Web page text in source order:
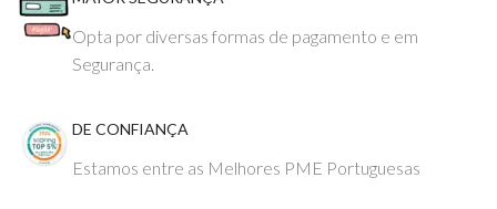
Opta por diversas formas de pagamento e em
Segurança.
DE CONFIANÇA
Estamos entre as Melhores PME Portuguesas